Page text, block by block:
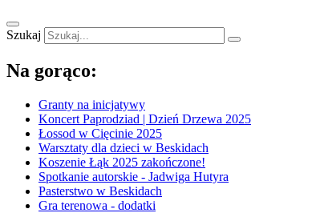
Szukaj
Na gorąco:
Granty na inicjatywy
Koncert Paprodziad | Dzień Drzewa 2025
Łossod w Cięcinie 2025
Warsztaty dla dzieci w Beskidach
Koszenie Łąk 2025 zakończone!
Spotkanie autorskie - Jadwiga Hutyra
Pasterstwo w Beskidach
Gra terenowa - dodatki